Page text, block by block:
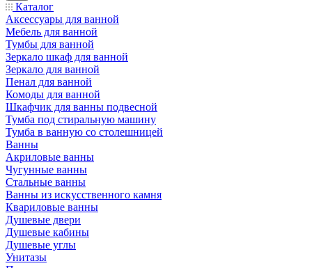
Каталог
Аксессуары для ванной
Мебель для ванной
Тумбы для ванной
Зеркало шкаф для ванной
Зеркало для ванной
Пенал для ванной
Комоды для ванной
Шкафчик для ванны подвесной
Тумба под стиральную машину
Тумба в ванную со столешницей
Ванны
Акриловые ванны
Чугунные ванны
Стальные ванны
Ванны из искусственного камня
Квариловые ванны
Душевые двери
Душевые кабины
Душевые углы
Унитазы